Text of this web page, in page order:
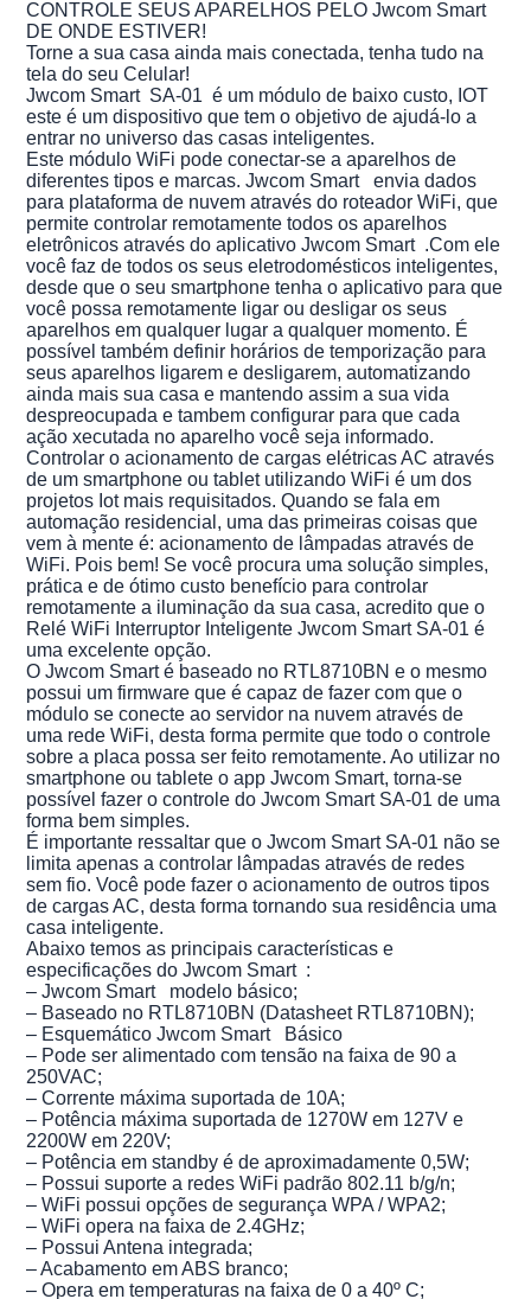
CONTROLE SEUS APARELHOS PELO Jwcom Smart
DE ONDE ESTIVER!
Torne a sua casa ainda mais conectada, tenha tudo na
tela do seu Celular!
Jwcom Smart SA-01 é um módulo de baixo custo, IOT
este é um dispositivo que tem o objetivo de ajudá-lo a
entrar no universo das casas inteligentes.
Este módulo WiFi pode conectar-se a aparelhos de
diferentes tipos e marcas. Jwcom Smart envia dados
para plataforma de nuvem através do roteador WiFi, que
permite controlar remotamente todos os aparelhos
eletrônicos através do aplicativo Jwcom Smart .Com ele
você faz de todos os seus eletrodomésticos inteligentes,
desde que o seu smartphone tenha o aplicativo para que
você possa remotamente ligar ou desligar os seus
aparelhos em qualquer lugar a qualquer momento. É
possível também definir horários de temporização para
seus aparelhos ligarem e desligarem, automatizando
ainda mais sua casa e mantendo assim a sua vida
despreocupada e tambem configurar para que cada
ação xecutada no aparelho você seja informado.
Controlar o acionamento de cargas elétricas AC através
de um smartphone ou tablet utilizando WiFi é um dos
projetos Iot mais requisitados. Quando se fala em
automação residencial, uma das primeiras coisas que
vem à mente é: acionamento de lâmpadas através de
WiFi. Pois bem! Se você procura uma solução simples,
prática e de ótimo custo benefício para controlar
remotamente a iluminação da sua casa, acredito que o
Relé WiFi Interruptor Inteligente Jwcom Smart SA-01 é
uma excelente opção.
O Jwcom Smart é baseado no RTL8710BN e o mesmo
possui um firmware que é capaz de fazer com que o
módulo se conecte ao servidor na nuvem através de
uma rede WiFi, desta forma permite que todo o controle
sobre a placa possa ser feito remotamente. Ao utilizar no
smartphone ou tablete o app Jwcom Smart, torna-se
possível fazer o controle do Jwcom Smart SA-01 de uma
forma bem simples.
É importante ressaltar que o Jwcom Smart SA-01 não se
limita apenas a controlar lâmpadas através de redes
sem fio. Você pode fazer o acionamento de outros tipos
de cargas AC, desta forma tornando sua residência uma
casa inteligente.
Abaixo temos as principais características e
especificações do Jwcom Smart :
– Jwcom Smart modelo básico;
– Baseado no RTL8710BN (Datasheet RTL8710BN);
– Esquemático Jwcom Smart Básico
– Pode ser alimentado com tensão na faixa de 90 a
250VAC;
– Corrente máxima suportada de 10A;
– Potência máxima suportada de 1270W em 127V e
2200W em 220V;
– Potência em standby é de aproximadamente 0,5W;
– Possui suporte a redes WiFi padrão 802.11 b/g/n;
– WiFi possui opções de segurança WPA / WPA2;
– WiFi opera na faixa de 2.4GHz;
– Possui Antena integrada;
– Acabamento em ABS branco;
– Opera em temperaturas na faixa de 0 a 40º C;